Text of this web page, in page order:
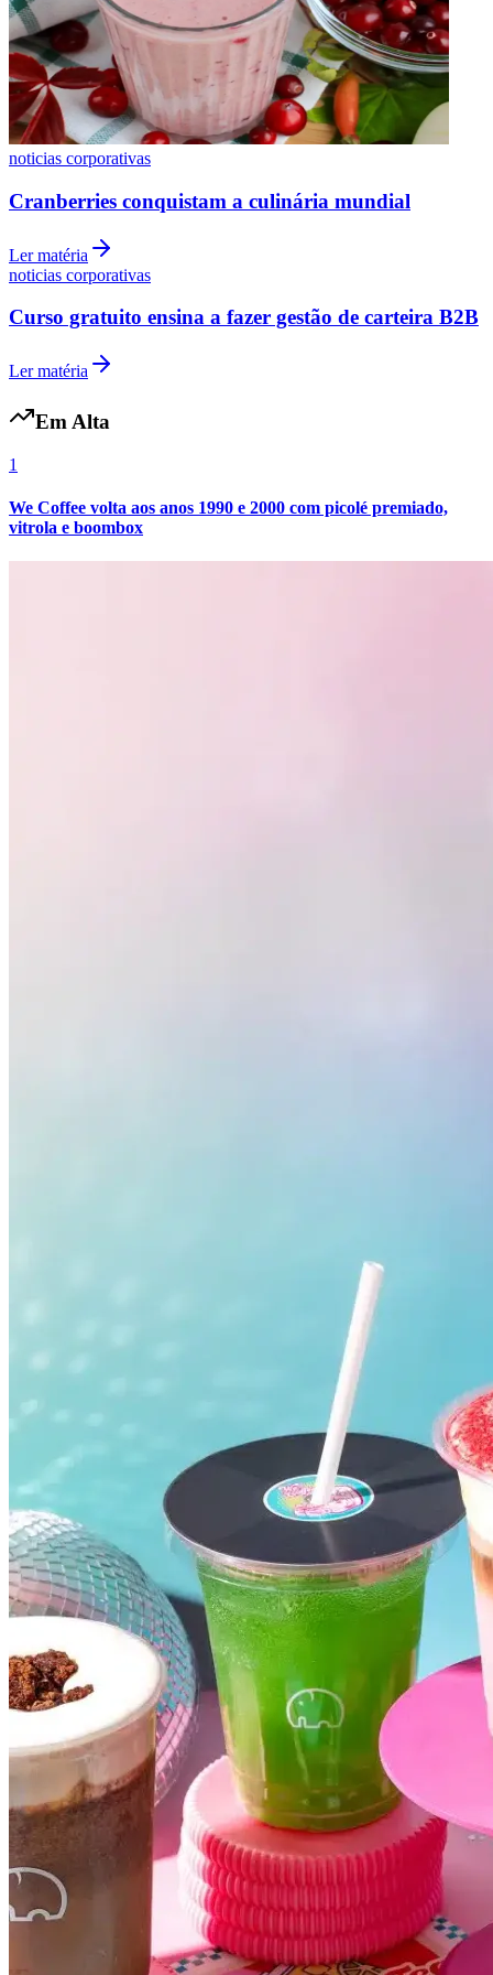
Flamengo
Vasco
noticias corporativas
Cranberries conquistam a culinária mundial
Ler matéria
noticias corporativas
Curso gratuito ensina a fazer gestão de carteira B2B
Ler matéria
Em Alta
1
We Coffee volta aos anos 1990 e 2000 com picolé premiado,
vitrola e boombox